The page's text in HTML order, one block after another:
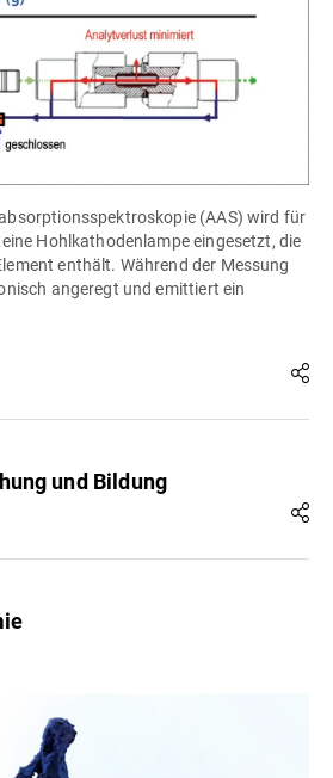
(AAS) wird für
Hohlkathodenlampe eingesetzt, die
enthält. Während der Messung
angeregt und emittiert ein
und Bildung